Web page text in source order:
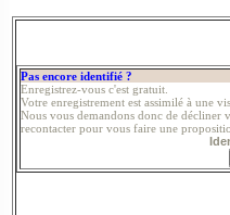
Pas encore identifié ?
Enregistrez-vous c'est gratuit.
Votre enregistrement est assimilé à une
Nous vous demandons donc de décliner
recontacter pour vous faire une